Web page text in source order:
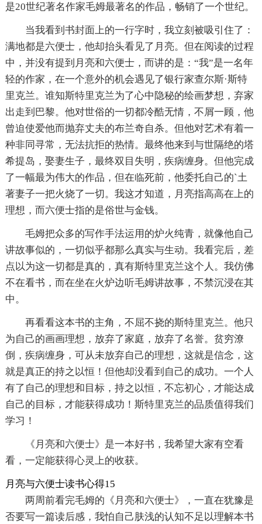
是20世纪著名作家毛姆最著名的作品，畅销了一个世纪。
当我看到书封面上的一行字时，我立刻被吸引住了：
满地都是六便士，他却抬头看见了月亮。但在阅读的过程
中，并没有提到月亮和六便士，而讲的是：“我”是一名年
轻的作家，在一个意外的机会遇见了银行家查尔斯·斯特
里克兰。谁知斯特里克兰为了心中隐秘的绘画梦想，弃家
出走到巴黎。他对世俗的一切都冷酷无情，不屑一顾，他
曾迫使爱他而抛弃丈夫的布兰奇自杀。但他对艺术有着一
种非同寻常，无法抗拒的热情。最终他来到与世隔绝的塔
希提岛，娶妻生子，最终双目失明，疾病缠身。但他完成
了一幅最为伟大的作品，但在临死前，他委托自己的`土
著妻子一把火烧了一切。我这才知道，月亮指高高在上的
理想，而六便士指的是俗世与金钱。
毛姆把众多的写作手法运用的炉火纯青，就像他自己
讲故事似的，一切似乎都那么真实与生动。我看完后，差
点以为这一切都是真的，真有斯特里克兰这个人。我仿佛
不在看书，而在坐在火炉边听毛姆讲故事，不禁沉浸在其
中。
再看看这本书的主角，不屈不挠的斯特里克兰。他只
为自己的画画理想，放弃了家庭，放弃了名誉。贫穷潦
倒，疾病缠身，可从未放弃自己的理想，这就是信念，这
就是真正的持之以恒！但他却没看到自己的成功。一个人
有了自己的理想和目标，持之以恒，不忘初心，才能达成
自己的目标，才能获得成功！斯特里克兰的品质值得我们
学习！
《月亮和六便士》是一本好书，我希望大家有空看
看，一定能获得心灵上的收获。
月亮与六便士读书心得15
两周前看完毛姆的《月亮和六便士》，一直在犹豫是
否要写一篇读后感，我怕自己肤浅的认知不足以理解本书